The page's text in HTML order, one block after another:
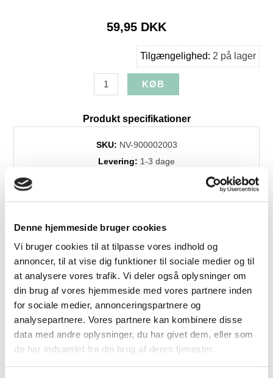
Denne hjemmeside bruger cookies
Vi bruger cookies til at tilpasse vores indhold og
annoncer, til at vise dig funktioner til sociale medier og til
at analysere vores trafik. Vi deler også oplysninger om
din brug af vores hjemmeside med vores partnere inden
for sociale medier, annonceringspartnere og
analysepartnere. Vores partnere kan kombinere disse
data med andre oplysninger, du har givet dem, eller som
de har indsamlet fra din brug af deres tjenester.
59,95 DKK
Tilgængelighed: 2 på lager
Produkt specifikationer
SKU: NV-900002003
Levering: 1-3 dage
Relaterede produkter